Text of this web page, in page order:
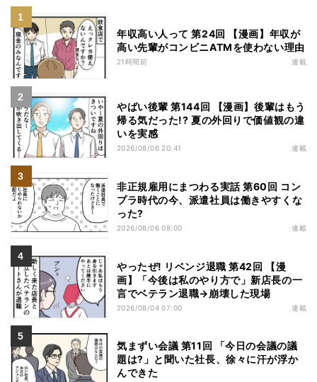
年収高い人って 第24回 【漫画】年収が
高い先輩がコンビニATMを使わない理由
21時間前 連載
やばい後輩 第144回 【漫画】後輩はもう
帰る気だった!? 夏の外回りで価値観の違
いを実感
2026/08/06 20:41 連載
非正規雇用にまつわる実話 第60回 コン
プラ時代の今、派遣社員は働きやすくな
った?
2026/08/06 08:00 連載
やったぜ! リベンジ退職 第42回 【漫
画】「今後は私のやり方で」新店長の一
言でベテラン退職→崩壊した現場
2026/08/04 07:00 連載
気まずい会議 第11回 「今日の会議の議
題は?」と聞いた社長、徐々に汗が浮か
んできた